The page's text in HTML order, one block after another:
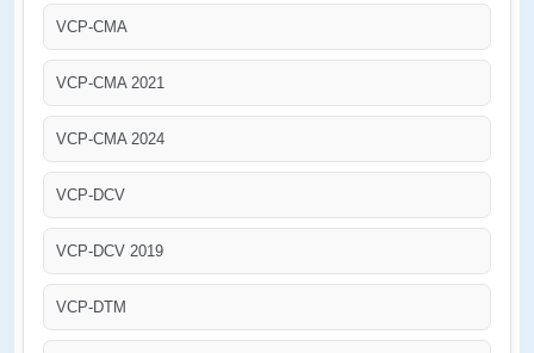
VCP-CMA
VCP-CMA 2021
VCP-CMA 2024
VCP-DCV
VCP-DCV 2019
VCP-DTM